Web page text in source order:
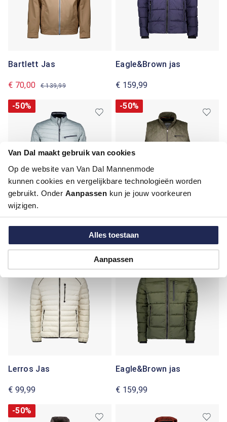
Van Dal maakt gebruik van cookies
Op de website van Van Dal Mannenmode
kunnen cookies en vergelijkbare technologieën worden
gebruikt. Onder Aanpassen kun je jouw voorkeuren
wijzigen.
Alles toestaan
Aanpassen
Bartlett Jas
€ 70,00 € 139,99
Eagle&Brown jas
€ 159,99
-50%
Bartlett Jas
-50%
Bartlett Classics
Bodywarmer
€ 55,00
Lerros Jas
€ 99,99
Eagle&Brown jas
€ 159,99
-50%